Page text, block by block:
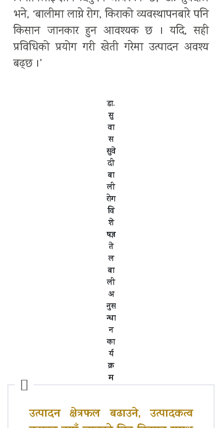
भने, ‘बालीमा लाग्ने रोग, किराको व्यवस्थापनबारे पनि
किसान जानकार हुन आवश्यक छ । यदि, सही
प्रविधिको प्रयोग गरी खेती गरेमा उत्पादन अवश्य
बढ्छ ।’
डा.
सु
वा
स
सुवे
दी
बा
ली
रोग
वि
शे
षज्ञ
ते
ल
बा
ली
अ
नुस
न्धा
न
का
र्य
क्र
म
उत्पादन क्षेत्रफल बढाउने, उत्पादकत्व